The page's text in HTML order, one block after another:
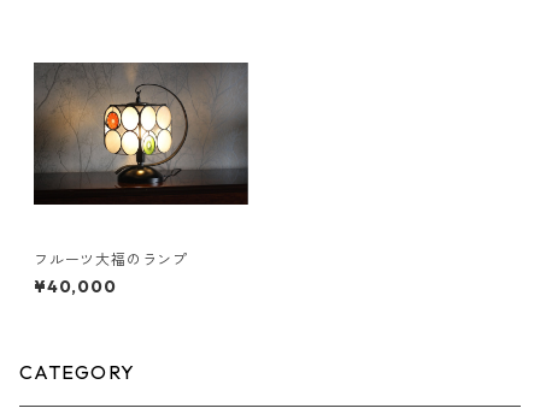
フルーツ大福のランプ
¥40,000
CATEGORY